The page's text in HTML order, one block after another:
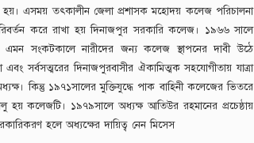
হয়। এসময় তৎকালীন জেলা প্রশাসক মহোদয় কলেজ পরিচালনা
করে রাখা হয় দিনাজপুর সরকারি কলেজ। ১৯৬৬ সালে
এমন সংকটকালে নারীদের জন্য কলেজ স্থাপনের দাবী উঠে
সর্বসত্মরের দিনাজপুরবাসীর ঐকামিত্মক সহযোগীতায় যাত্রা
কিন্তু ১৯৭১সালের মুক্তিযুদ্ধে পাক বাহিনী কলেজের ভিতরে
কলেজটি। ১৯৭৯সালে অধ্যক্ষ আতিউর রহমানের প্রচেষ্ঠায়
হলে অধ্যক্ষের দায়িত্ব নেন মিসেস